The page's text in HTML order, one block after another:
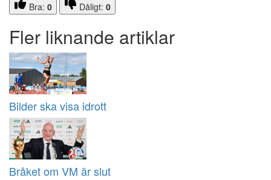
Bra: 0 Dåligt: 0
Fler liknande artiklar
Bilder ska visa idrott
Bråket om VM är slut